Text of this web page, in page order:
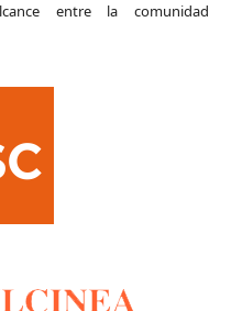
entre la comunidad